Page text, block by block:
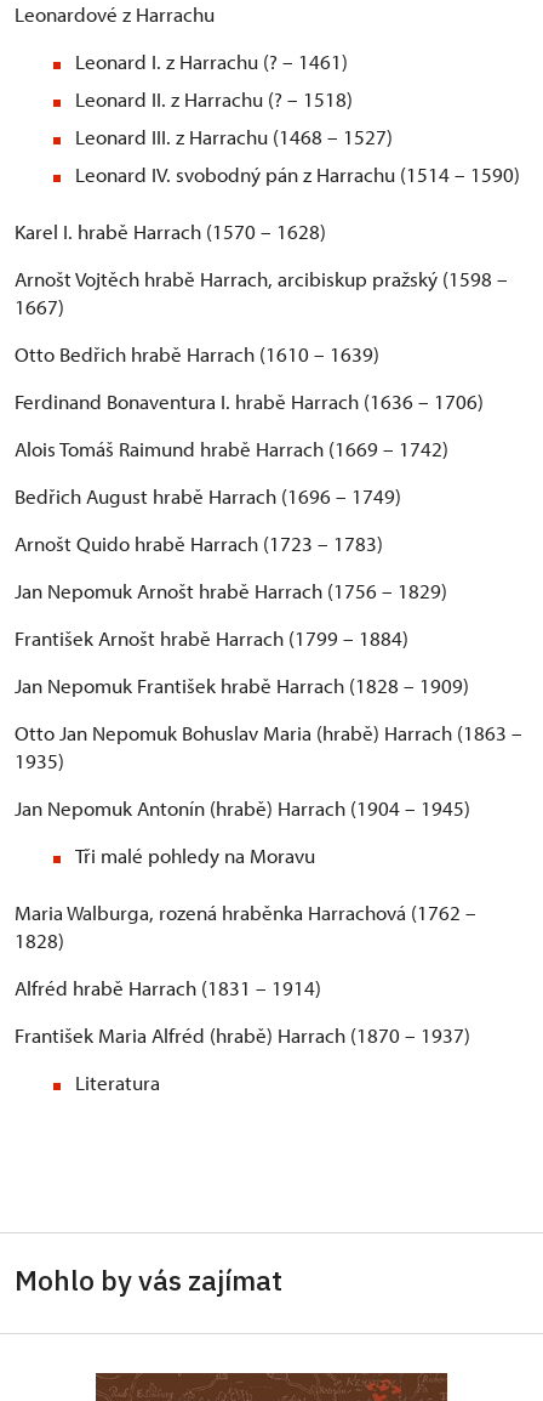
Leonardové z Harrachu
Leonard I. z Harrachu (? – 1461)
Leonard II. z Harrachu (? – 1518)
Leonard III. z Harrachu (1468 – 1527)
Leonard IV. svobodný pán z Harrachu (1514 – 1590)
Karel I. hrabě Harrach (1570 – 1628)
Arnošt Vojtěch hrabě Harrach, arcibiskup pražský (1598 –
1667)
Otto Bedřich hrabě Harrach (1610 – 1639)
Ferdinand Bonaventura I. hrabě Harrach (1636 – 1706)
Alois Tomáš Raimund hrabě Harrach (1669 – 1742)
Bedřich August hrabě Harrach (1696 – 1749)
Arnošt Quido hrabě Harrach (1723 – 1783)
Jan Nepomuk Arnošt hrabě Harrach (1756 – 1829)
František Arnošt hrabě Harrach (1799 – 1884)
Jan Nepomuk František hrabě Harrach (1828 – 1909)
Otto Jan Nepomuk Bohuslav Maria (hrabě) Harrach (1863 –
1935)
Jan Nepomuk Antonín (hrabě) Harrach (1904 – 1945)
Tři malé pohledy na Moravu
Maria Walburga, rozená hraběnka Harrachová (1762 –
1828)
Alfréd hrabě Harrach (1831 – 1914)
František Maria Alfréd (hrabě) Harrach (1870 – 1937)
Literatura
Mohlo by vás zajímat